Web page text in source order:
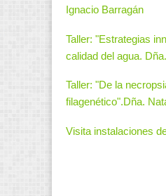
Ignacio Barragán
Taller: "Estrategias
calidad del agua.
Taller: "De la
filagenético".Dña.
Visita instalaciones